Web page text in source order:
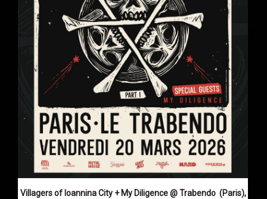
Villagers of Ioannina City + My Diligence @ Trabendo (Paris),